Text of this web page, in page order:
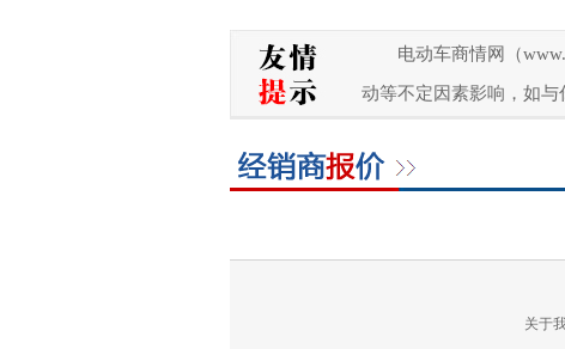
电动车商情网（
动等不定因素影响，如与
关于